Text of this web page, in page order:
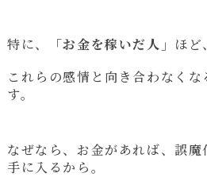
特に、 「お金を稼いだ人」 ほど、
これらの感情と向き合わなく
す。
なぜなら、お金があれば、誤
手に入るから。